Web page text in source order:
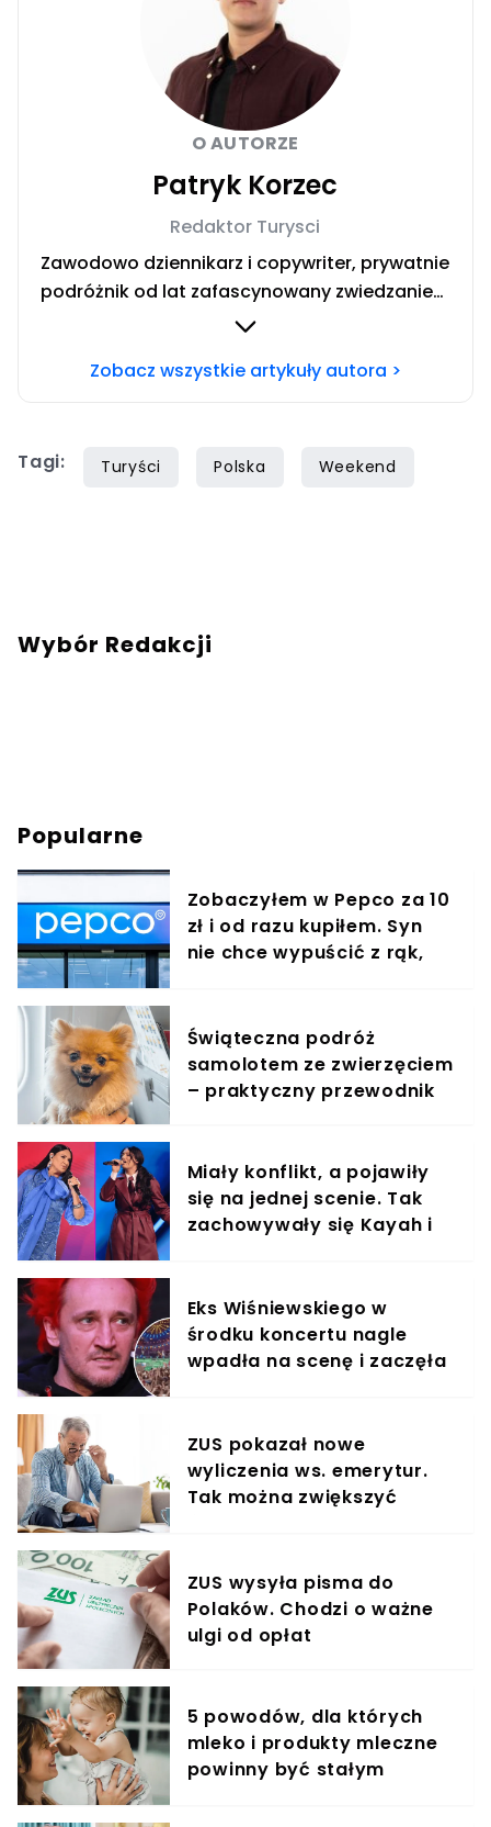
O AUTORZE
Patryk Korzec
Redaktor Turysci
Zawodowo dziennikarz i copywriter, prywatnie
podróżnik od lat zafascynowany zwiedzaniem
świata autostopem oraz poznawaniem
doskonalony m.in. w takich mediach jak Radio
Radiowej Agory oraz Pikio.pl. Zamiłowanie do
Zobacz wszystkie artykuły autora >
Tagi: Turyści Polska Weekend
Wybór Redakcji
Popularne
Zobaczyłem w Pepco za 10
zł i od razu kupiłem. Syn
nie chce wypuścić z rąk,
Świąteczna podróż
samolotem ze zwierzęciem
– praktyczny przewodnik
Miały konflikt, a pojawiły
się na jednej scenie. Tak
zachowywały się Kayah i
Eks Wiśniewskiego w
środku koncertu nagle
wpadła na scenę i zaczęła
ZUS pokazał nowe
wyliczenia ws. emerytur.
Tak można zwiększyć
ZUS wysyła pisma do
Polaków. Chodzi o ważne
ulgi od opłat
5 powodów, dla których
mleko i produkty mleczne
powinny być stałym